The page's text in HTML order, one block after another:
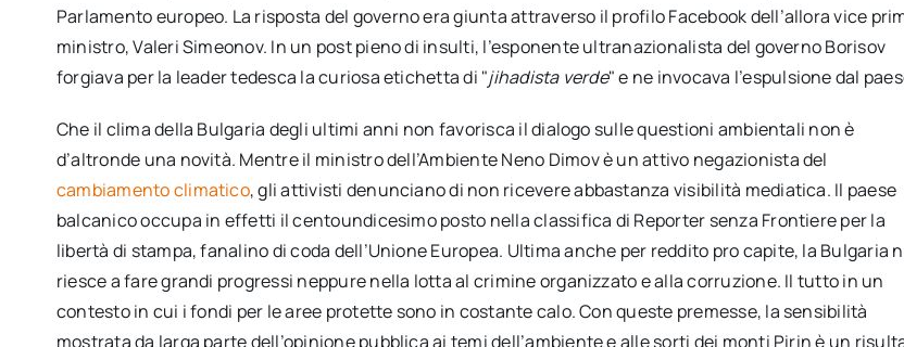
Parlamento europeo. La risposta del governo era giunta attraverso il profilo Facebook dell’allora vice
ministro, Valeri Simeonov. In un post pieno di insulti, l’esponente ultranazionalista del governo Borisov
forgiava per la leader tedesca la curiosa etichetta di "jihadista verde" e ne invocava l’espulsione dal
Che il clima della Bulgaria degli ultimi anni non favorisca il dialogo sulle questioni ambientali non è
d’altronde una novità. Mentre il ministro dell’Ambiente Neno Dimov è un attivo negazionista del
cambiamento climatico, gli attivisti denunciano di non ricevere abbastanza visibilità mediatica. Il paese
balcanico occupa in effetti il centoundicesimo posto nella classifica di Reporter senza Frontiere per la
libertà di stampa, fanalino di coda dell’Unione Europea. Ultima anche per reddito pro capite, la Bulgaria
riesce a fare grandi progressi neppure nella lotta al crimine organizzato e alla corruzione. Il tutto in un
contesto in cui i fondi per le aree protette sono in costante calo. Con queste premesse, la sensibilità
mostrata da larga parte dell’opinione pubblica ai temi dell’ambiente e alle sorti dei monti Pirin è un